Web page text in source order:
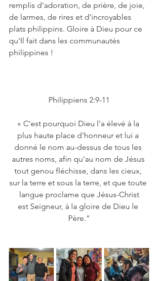
remplis d'adoration, de prière, de joie,
de larmes, de rires et d'incroyables
plats philippins. Gloire à Dieu pour ce
qu'Il fait dans les communautés
philippines !
Philippiens 2:9-11
« C'est pourquoi Dieu l'a élevé à la
plus haute place d'honneur et lui a
donné le nom au-dessus de tous les
autres noms, afin qu'au nom de Jésus
tout genou fléchisse, dans les cieux,
sur la terre et sous la terre, et que toute
langue proclame que Jésus-Christ
est Seigneur, à la gloire de Dieu le
Père."